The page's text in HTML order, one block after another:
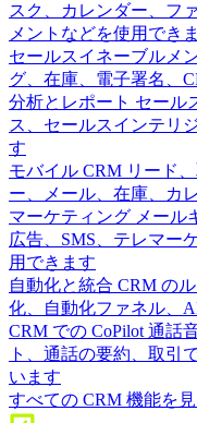
スク、カレンダー、フ
メントなどを使用でき
セールスイネーブルメ
グ、在庫、電子署名、
分析とレポート セール
ス、セールスインテリ
す
モバイル CRM リード
ー、メール、在庫、カ
マーケティング メール
広告、SMS、テレマー
用できます
自動化と統合 CRM の
化、自動化ファネル、
CRM での CoPilot 通話
ト、通話の要約、取引
います
すべての CRM 機能を